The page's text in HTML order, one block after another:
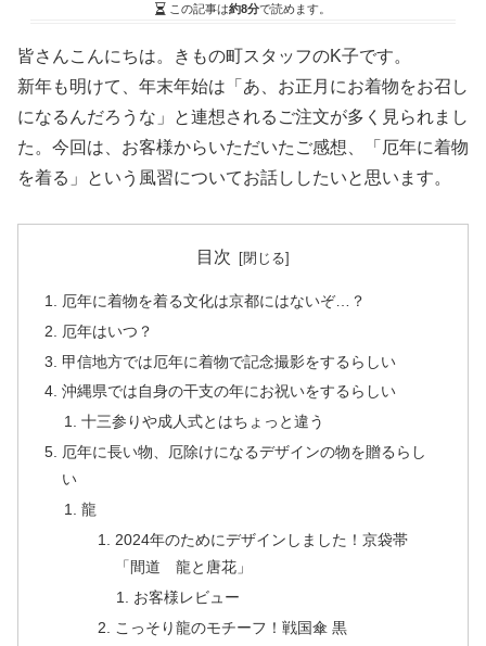
この記事は約8分で読めます。
皆さんこんにちは。きもの町スタッフのK子です。
新年も明けて、年末年始は「あ、お正月にお着物をお召し
になるんだろうな」と連想されるご注文が多く見られまし
た。今回は、お客様からいただいたご感想、「厄年に着物
を着る」という風習についてお話ししたいと思います。
目次
厄年に着物を着る文化は京都にはないぞ…？
厄年はいつ？
甲信地方では厄年に着物で記念撮影をするらしい
沖縄県では自身の干支の年にお祝いをするらしい
十三参りや成人式とはちょっと違う
厄年に長い物、厄除けになるデザインの物を贈るらし
い
龍
2024年のためにデザインしました！京袋帯
「間道 龍と唐花」
お客様レビュー
こっそり龍のモチーフ！戦国傘 黒